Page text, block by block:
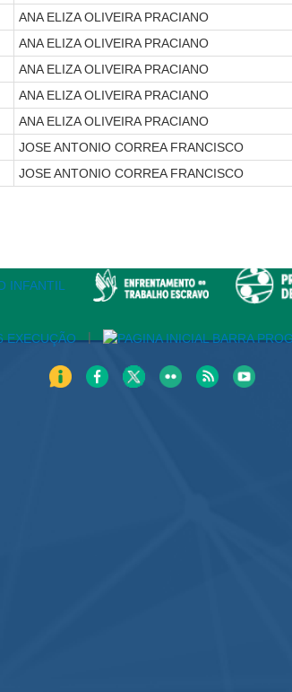
ANA ELIZA OLIVEIRA PRACIANO
ANA ELIZA OLIVEIRA PRACIANO
ANA ELIZA OLIVEIRA PRACIANO
ANA ELIZA OLIVEIRA PRACIANO
ANA ELIZA OLIVEIRA PRACIANO
JOSE ANTONIO CORREA FRANCISCO
JOSE ANTONIO CORREA FRANCISCO
|